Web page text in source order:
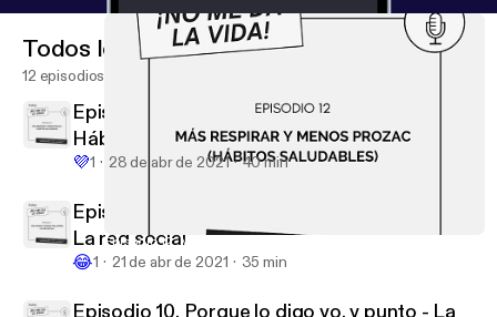
Episodio 12. Más respirar y menos Prozac - Hábitos saludables
No me da la vida
Todos los episodios
12 episodios
Episodio 12. Más respirar y menos Prozac -
Hábitos saludables
💜1 28 de abr de 2021 40 min
Episodio 11. Más amigos y menos followers -
La red social
😂1 21 de abr de 2021 35 min
Episodio 10. Porque lo digo yo, y punto - La